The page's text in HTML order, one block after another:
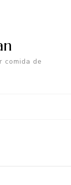
comida de